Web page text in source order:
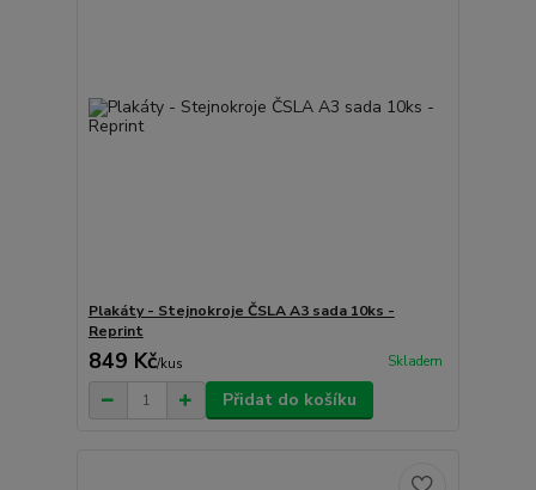
Plakáty - Stejnokroje ČSLA A3 sada 10ks -
Reprint
849 Kč/kus Skladem
Přidat do košíku